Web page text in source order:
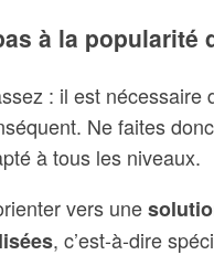
à la popularité
: il est nécessaire
Ne faites
à tous les niveaux.
vers une
, c’est-à-dire